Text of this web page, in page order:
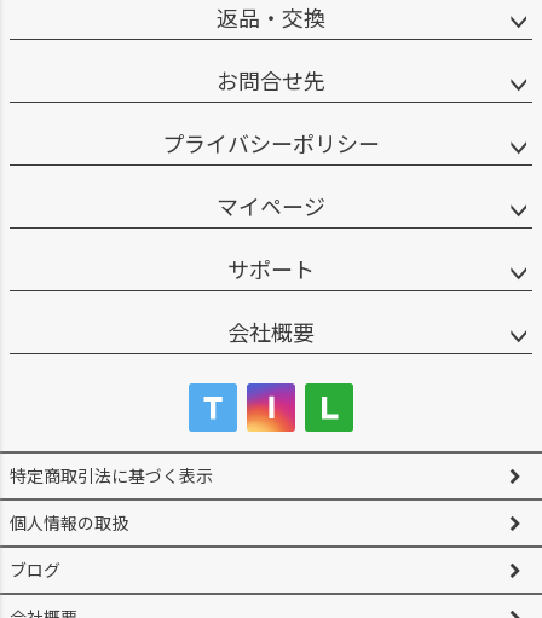
返品・交換
お問合せ先
プライバシーポリシー
マイページ
サポート
会社概要
特定商取引法に基づく表示
個人情報の取扱
ブログ